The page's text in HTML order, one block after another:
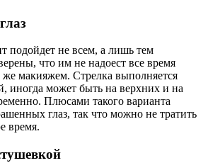
подойдет не всем, а лишь тем
что им не надоест все время
макияжем. Стрелка выполняется
иногда может быть на верхних и на
Плюсами такого варианта
глаз, так что можно не тратить
время.